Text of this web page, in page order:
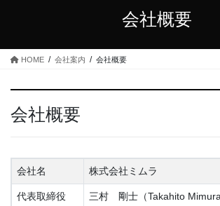
プ
動
会社概要
HOME 会社案内 会社概要
会社概要
会社名 株式会社ミムラ
代表取締役 三村 剛士（Takahito Mimura